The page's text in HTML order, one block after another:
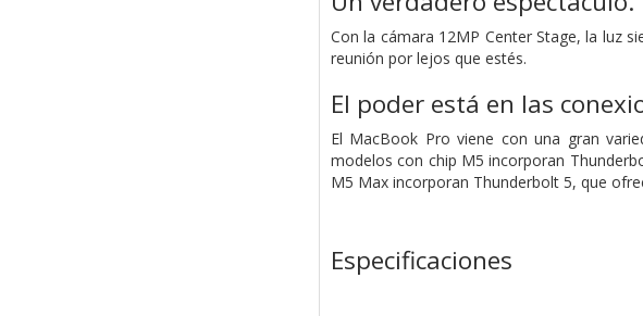
Con la cámara 12MP Center Stage, la luz
reunión por lejos que estés.
El poder está en las
El MacBook Pro viene con una gran
modelos con chip M5 incorporan
M5 Max incorporan Thunderbolt 5, que
Especificaciones